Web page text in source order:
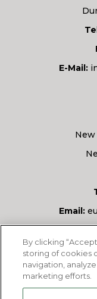
E-Mail:
Email:
By clicking
storing of cookies
navigation,
marketing efforts.